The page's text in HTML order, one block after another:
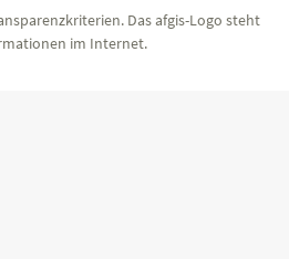
Das afgis-Logo steht
im Internet.